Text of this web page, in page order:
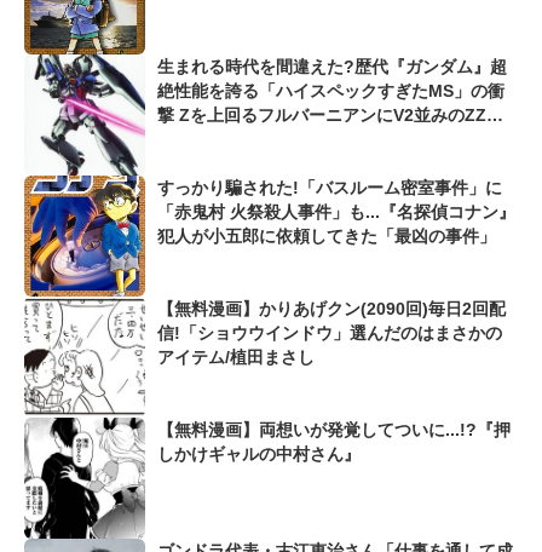
生まれる時代を間違えた?歴代『ガンダム』超
絶性能を誇る「ハイスペックすぎたMS」の衝
撃 Zを上回るフルバーニアンにV2並みのZZガ
すっかり騙された!「バスルーム密室事件」に
「赤鬼村 火祭殺人事件」も...『名探偵コナン』
犯人が小五郎に依頼してきた「最凶の事件」
【無料漫画】かりあげクン(2090回)毎日2回配
信!「ショウウインドウ」選んだのはまさかの
アイテム/植田まさし
【無料漫画】両想いが発覚してついに...!?『押
しかけギャルの中村さん』